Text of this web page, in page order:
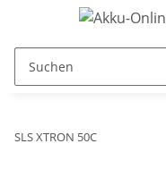
SLS XTRON 50C